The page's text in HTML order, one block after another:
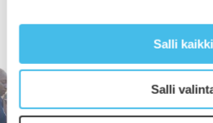
Salli kaikki
Salli
palatessa monena aamuna
kun mieheni minua herätteli…